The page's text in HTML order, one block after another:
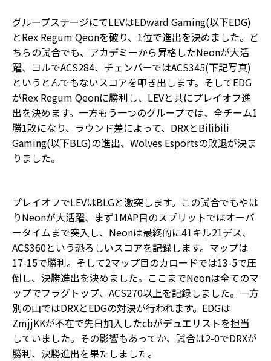
グループステージにてLEVはEDward Gaming(以下EDG)
とRex Regum Qeonを破り、1位で進出を決めました。ど
ちらの試合でも、アカデミーから昇格したNeonが大活
躍、ヨルでACS284、チェンバーではACS345(下記写真)
というとんでもないスコアを叩き出します。そしてEDG
がRex Regum Qeonに勝利し、LEVと共にプレイオフ進
出を決めます。一方もう一つのグループでは、全チーム1
勝1敗になり、ラウンド差によって、DRXとBilibili
Gaming(以下BLG)の進出、Wolves Esportsの敗退が決ま
りました。
プレイオフでLEVはBLGと激突します。この試合でもやは
りNeonが大活躍、まず1MAP目のスプリットではオーバ
ータイムまで突入し、Neonは最終的に41キル21デス、
ACS360という恐ろしいスコアを記録します。マップは
17-15で勝利。そして2マップ目のカロードでは13-5で圧
倒し、決勝進出を決めました。ここまでNeonは全てのマ
ップでフラグトップ、ACS270以上を記録しました。一方
別の山ではDRXとEDGの対決が行われます。EDGは
ZmjjKKが不在で先日加入したcbがデュエリストを担当
していました。その影響もあってか、試合は2-0でDRXが
勝利、決勝進出を果たしました。